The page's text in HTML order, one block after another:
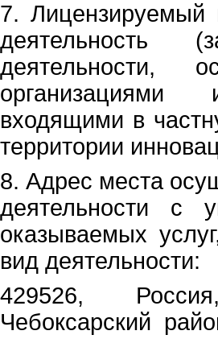
7. Лицензируемый
деятельность
деятельности,
входящими в
территории
8. Адрес места
деятельности с
оказываемых
вид деятельности:
429526,
Чебоксарский